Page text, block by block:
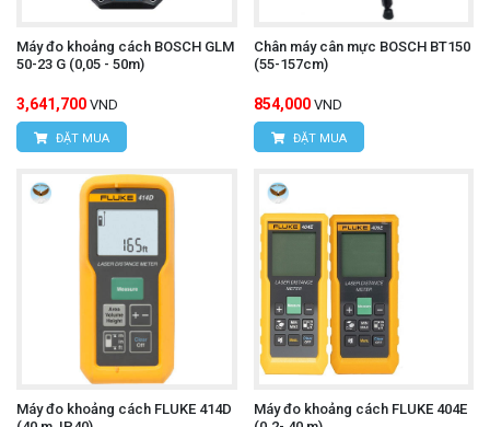
Máy đo khoảng cách BOSCH GLM
50-23 G (0,05 - 50m)
3,641,700 VND
ĐẶT MUA
Chân máy cân mực BOSCH BT150
(55-157cm)
854,000 VND
ĐẶT MUA
Máy đo khoảng cách FLUKE 414D
Máy đo khoảng cách FLUKE 404E